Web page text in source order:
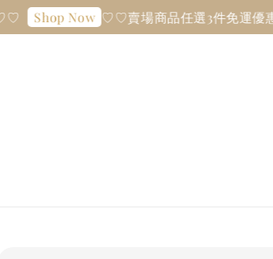
Shop Now ♡♡賣場商品任選3件免運優惠♡♡